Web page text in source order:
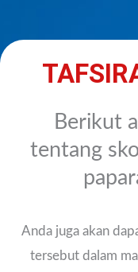
Berikut
tentang
Anda juga akan
tersebut dalam